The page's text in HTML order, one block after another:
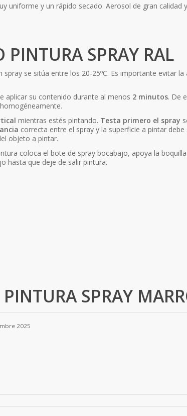
uniforme y un rápido secado. Aerosol de gran
PINTURA SPRAY RAL
spray se sitúa entre los 20-25ºC. Es importante evitar
aplicar su contenido durante al menos 2 minutos. De
mientras estés pintando. Testa primero el spray
correcta entre el spray y la superficie a pintar
objeto a pintar.
coloca el bote de spray bocabajo, apoya la
hasta que deje de salir pintura.
PINTURA SPRAY
2025